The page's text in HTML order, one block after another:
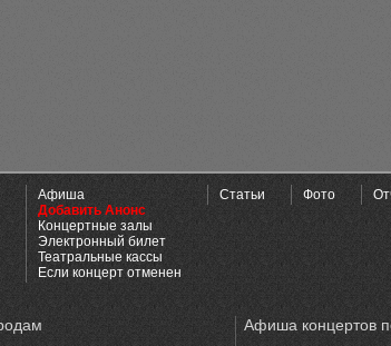
Афиша
Добавить Анонс
Концертные залы
Электронный билет
Театральные кассы
Если концерт отменен
Статьи Фото
Афиша концертов